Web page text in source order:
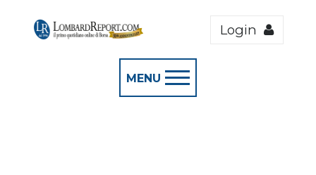
Login
MENU